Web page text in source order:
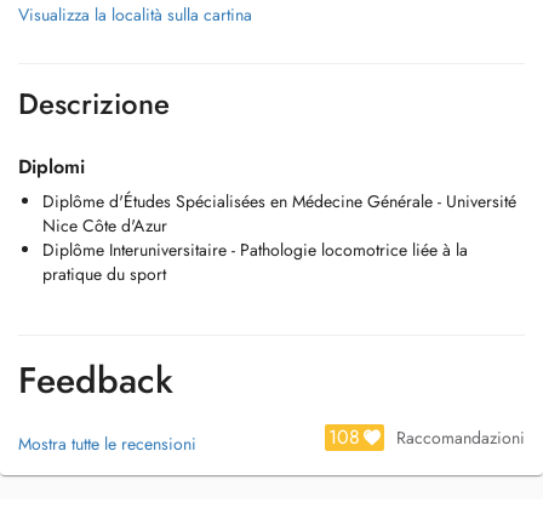
Visualizza la località sulla cartina
Descrizione
Diplomi
Diplôme d'Études Spécialisées en Médecine Générale - Université
Nice Côte d'Azur
Diplôme Interuniversitaire - Pathologie locomotrice liée à la
pratique du sport
Feedback
Mostra tutte le recensioni 108 Raccomandazioni